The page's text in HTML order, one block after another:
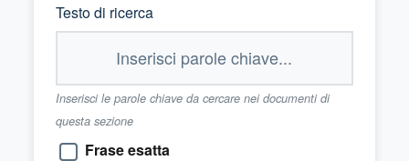
Testo di ricerca
Inserisci le parole chiave da cercare nei documenti di
questa sezione
Frase esatta